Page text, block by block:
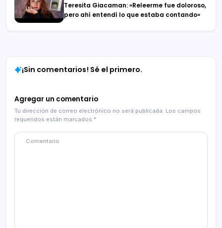
Teresita Giacaman: «Releerme fue doloroso,
pero ahí entendí lo que estaba contando»
¡Sin comentarios! Sé el primero.
Agregar un comentario
Tu dirección de correo electrónico no será publicada. Los campos
requeridos están marcados *